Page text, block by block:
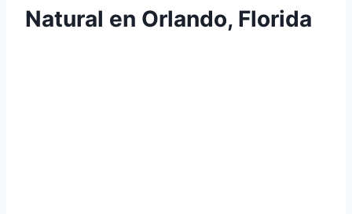
Natural en Orlando, Florida